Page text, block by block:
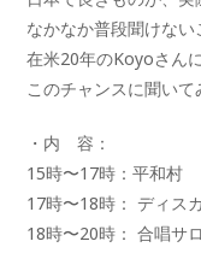
なかなか普段聞けない
在米20年のKoyoさん
このチャンスに聞い
・内 容：
15時〜17時：平和村
17時〜18時： ディス
18時〜20時： 合唱サ